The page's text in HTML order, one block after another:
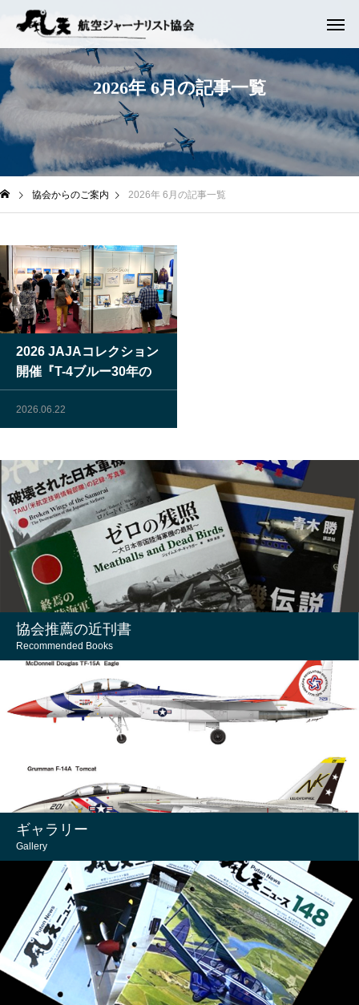
2026年 6月の記事一覧
協会からのご案内 2026年 6月の記事一覧
2026 JAJAコレクション
開催『T-4ブルー30年の
軌跡』
2026.06.22
協会推薦の近刊書
Recommended Books
ギャラリー
Gallery